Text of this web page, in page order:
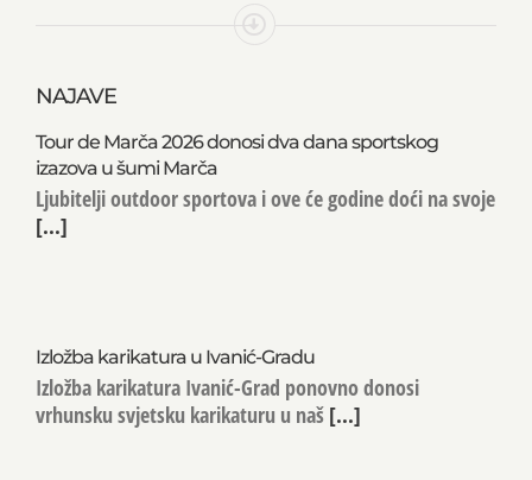
NAJAVE
Tour de Marča 2026 donosi dva dana sportskog
izazova u šumi Marča
Ljubitelji outdoor sportova i ove će godine doći na svoje
[...]
Izložba karikatura u Ivanić-Gradu
Izložba karikatura Ivanić-Grad ponovno donosi
vrhunsku svjetsku karikaturu u naš [...]